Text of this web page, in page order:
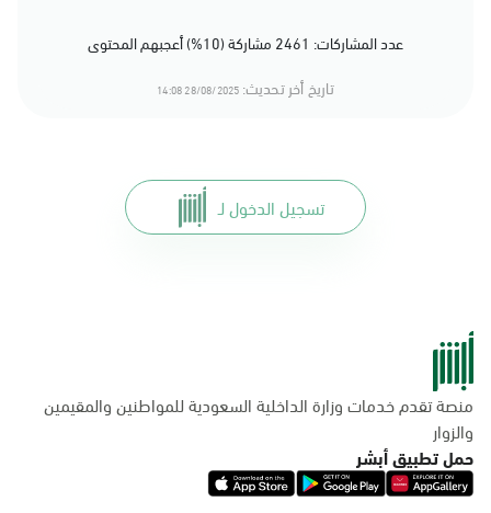
عدد المشاركات: 2461 مشاركة (10%) أعجبهم المحتوى
تاريخ أخر تحديث: 28/08/2025 14:08
تسجيل الدخول لـ
منصة تقدم خدمات وزارة الداخلية السعودية للمواطنين والمقيمين
والزوار
حمل تطبيق أبشر